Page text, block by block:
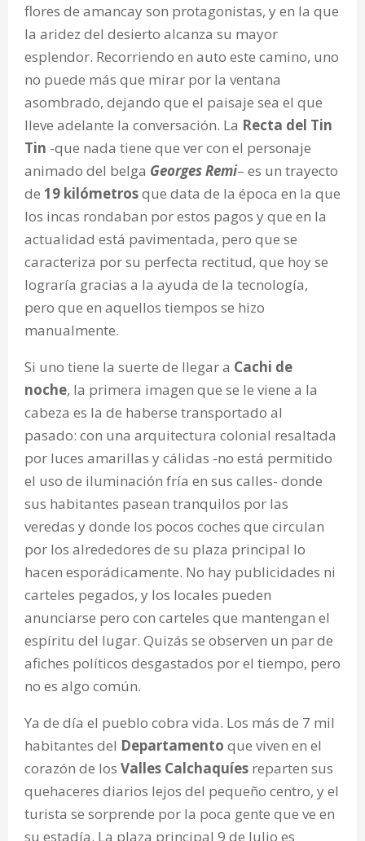
flores de amancay son protagonistas, y en la que
la aridez del desierto alcanza su mayor
esplendor. Recorriendo en auto este camino, uno
no puede más que mirar por la ventana
asombrado, dejando que el paisaje sea el que
lleve adelante la conversación. La Recta del Tin
Tin -que nada tiene que ver con el personaje
animado del belga Georges Remi– es un trayecto
de 19 kilómetrosque data de la época en la que
los incas rondaban por estos pagos y que en la
actualidad está pavimentada, pero que se
caracteriza por su perfecta rectitud, que hoy se
lograría gracias a la ayuda de la tecnología,
pero que en aquellos tiempos se hizo
manualmente.
Si uno tiene la suerte de llegar a Cachi de
noche, la primera imagen que se le viene a la
cabeza es la de haberse transportado al
pasado: con una arquitectura colonial resaltada
por luces amarillas y cálidas -no está permitido
el uso de iluminación fría en sus calles- donde
sus habitantes pasean tranquilos por las
veredas y donde los pocos coches que circulan
por los alrededores de su plaza principal lo
hacen esporádicamente. No hay publicidades ni
carteles pegados, y los locales pueden
anunciarse pero con carteles que mantengan el
espíritu del lugar. Quizás se observen un par de
afiches políticos desgastados por el tiempo, pero
no es algo común.
Ya de día el pueblo cobra vida. Los más de 7 mil
habitantes del Departamento que viven en el
corazón de los Valles Calchaquíes reparten sus
quehaceres diarios lejos del pequeño centro, y el
turista se sorprende por la poca gente que ve en
su estadía. La plaza principal 9 de Julio es